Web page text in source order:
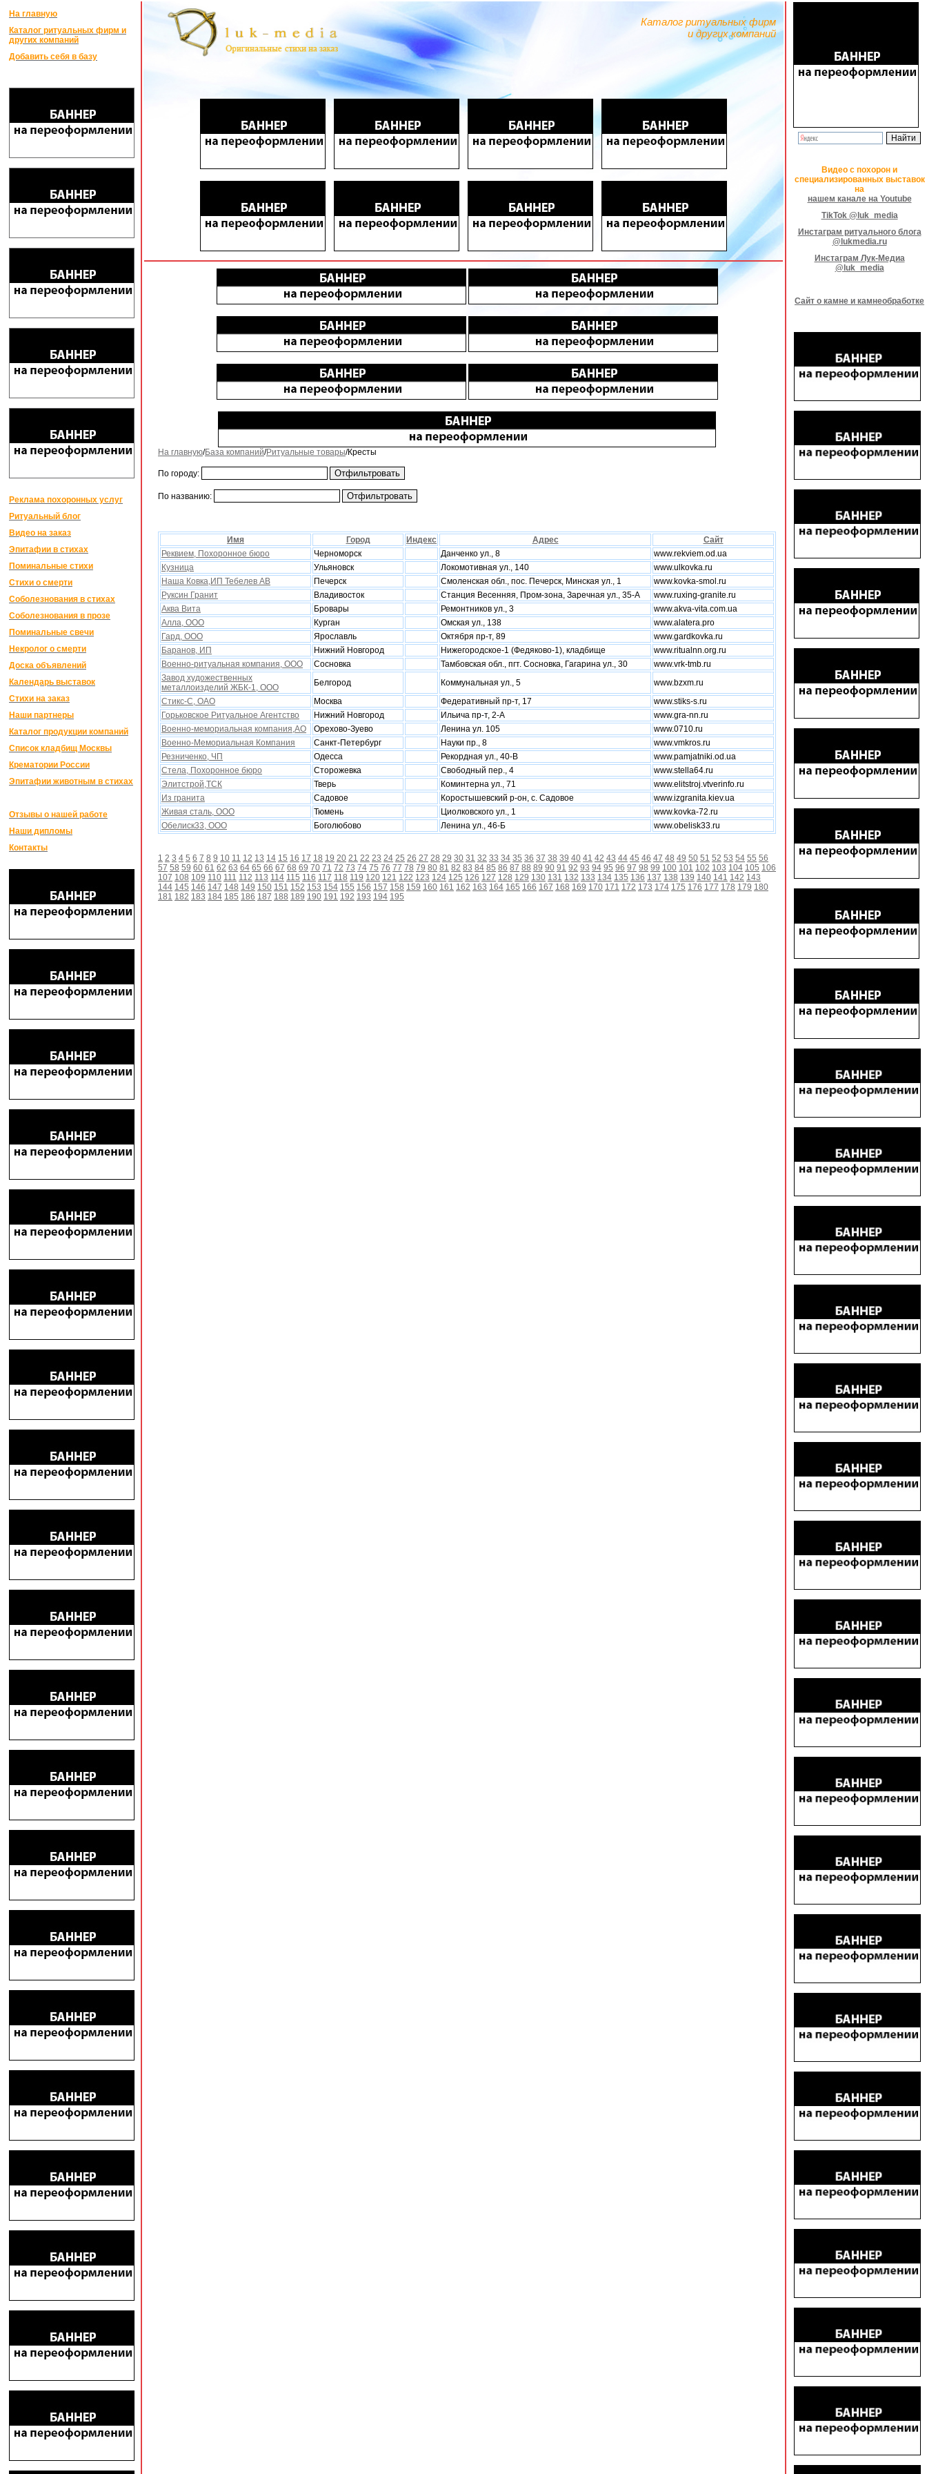
На главную
Каталог ритуальных фирм и
других компаний
Добавить себя в базу
Реклама похоронных услуг
Ритуальный блог
Видео на заказ
Эпитафии в стихах
Поминальные стихи
Стихи о смерти
Соболезнования в стихах
Соболезнования в прозе
Поминальные свечи
Некролог о смерти
Доска объявлений
Календарь выставок
Стихи на заказ
Наши партнеры
Каталог продукции компаний
Список кладбищ Москвы
Крематории России
Эпитафии животным в стихах
Отзывы о нашей работе
Наши дипломы
Контакты
Каталог ритуальных фирм
и других компаний
На главную/База компаний/Ритуальные товары/Кресты
По городу:
По названию:
Имя Город Индекс Адрес
Сайт
Реквием, Поxоронное бюро
Черноморск Данченко ул., 8
www.rekviem.od.ua
Кузница
Ульяновск Локомотивная ул., 140
www.ulkovka.ru
Наша Ковка,ИП Тебелев АВ
Печерск Смоленская обл., пос. Печерск, Минская ул., 1
www.kovka-smol.ru
Руксин Гранит
Владивосток Станция Весенняя, Пром-зона, Заречная ул., 35-А
www.ruxing-granite.ru
Аква Вита
Бровары Ремонтников ул., 3
www.akva-vita.com.ua
Алла, ООО
Курган Омская ул., 138
www.alatera.pro
Гард, ООО
Ярославль Октября пр-т, 89
www.gardkovka.ru
Баранов, ИП
Нижний Новгород Нижегородское-1 (Федяково-1), кладбище
www.ritualnn.org.ru
Военно-ритуальная компания, ООО
Сосновка Тамбовская обл., пгт. Сосновка, Гагарина ул., 30
www.vrk-tmb.ru
Завод художественных
металлоизделий ЖБК-1, ООО
Белгород Коммунальная ул., 5
www.bzxm.ru
Стикс-С, ОАО
Москва Федеративный пр-т, 17
www.stiks-s.ru
Горьковское Ритуальное Агентство
Нижний Новгород Ильича пр-т, 2-А
www.gra-nn.ru
Военно-мемориальная компания,АО
Орехово-Зуево Ленина ул. 105
www.0710.ru
Военно-Мемориальная Компания
Санкт-Петербург Науки пр., 8
www.vmkros.ru
Резниченко, ЧП
Одесса Рекордная ул., 40-В
www.pamjatniki.od.ua
Стела, Поxоронное бюро
Сторожевка Свободный пер., 4
www.stella64.ru
Элитстрой,ТСК
Тверь Коминтерна ул., 71
www.elitstroj.vtverinfo.ru
Из гранита
Садовое Коростышевский р-он, с. Садовое
www.izgranita.kiev.ua
Живая сталь, ООО
Тюмень Циолковского ул., 1
www.kovka-72.ru
Обелиск33, ООО
Боголюбово Ленина ул., 46-Б www.obelisk33.ru
1 2 3 4 5 6 7 8 9 10 11 12 13 14 15 16 17 18 19 20 21 22 23 24 25 26 27 28 29 30 31 32 33 34 35 36 37 38 39 40 41 42 43 44 45 46 47 48 49 50 51 52 53 54 55 56
57 58 59 60 61 62 63 64 65 66 67 68 69 70 71 72 73 74 75 76 77 78 79 80 81 82 83 84 85 86 87 88 89 90 91 92 93 94 95 96 97 98 99 100 101 102 103 104 105 106
107 108 109 110 111 112 113 114 115 116 117 118 119 120 121 122 123 124 125 126 127 128 129 130 131 132 133 134 135 136 137 138 139 140 141 142 143
144 145 146 147 148 149 150 151 152 153 154 155 156 157 158 159 160 161 162 163 164 165 166 167 168 169 170 171 172 173 174 175 176 177 178 179 180
181 182 183 184 185 186 187 188 189 190 191 192 193 194 195
Видео с похорон и
специализированных выставок
на
нашем канале на Youtube
TikTok @luk_media
Инстаграм ритуального блога
@lukmedia.ru
Инстаграм Лук-Медиа
@luk_media
Сайт о камне и камнеобработке